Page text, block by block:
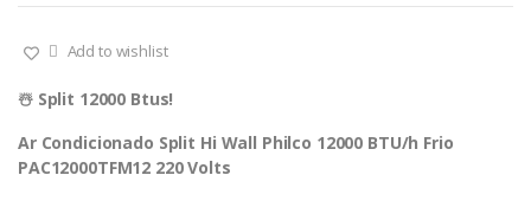
Add to wishlist
☃️ Split 12000 Btus!
Ar Condicionado Split Hi Wall Philco 12000 BTU/h Frio
PAC12000TFM12 220 Volts